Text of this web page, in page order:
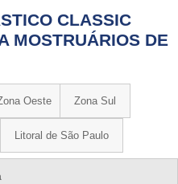
CLASSIC
MOSTRUÁRIOS DE
Oeste Zona Sul
Litoral de São Paulo